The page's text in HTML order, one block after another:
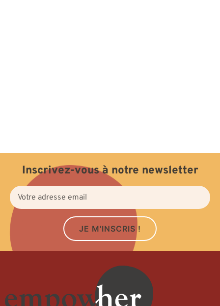
Inscrivez-vous à notre newsletter
JE M'INSCRIS !